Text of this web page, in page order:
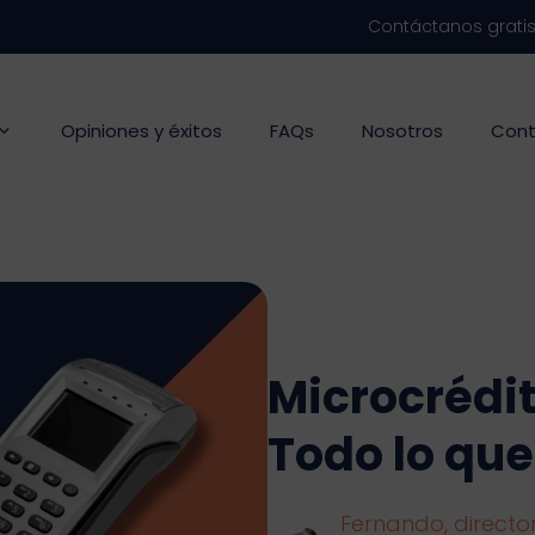
Contáctanos gratis
Opiniones y éxitos FAQs Nosotros
Todo lo
Fernando,